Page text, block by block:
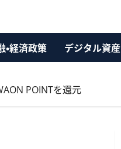
・経済政策 デジタル資産
POINTを還元